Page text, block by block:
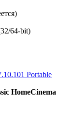
64-bit)
HomeCinema